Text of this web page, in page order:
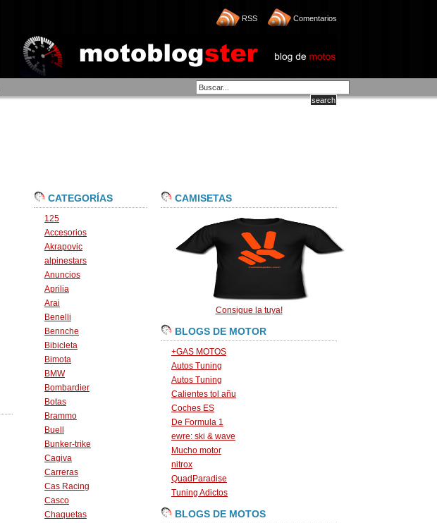
RSS Comentarios
CATEGORÍAS
125
Accesorios
Akrapovic
alpinestars
Anuncios
Aprilia
Arai
Benelli
Bennche
Bibicleta
Bimota
BMW
Bombardier
Botas
Brammo
Buell
Bunker-trike
Cagiva
Carreras
Cas Racing
Casco
Chaquetas
CAMISETAS
Consigue la tuya!
BLOGS DE MOTOR
+GAS MOTOS
Autos Tuning
Autos Tuning
Calientes tol añu
Coches ES
De Formula 1
ewre: ski & wave
Mucho motor
nitrox
QuadParadise
Tuning Adictos
BLOGS DE MOTOS